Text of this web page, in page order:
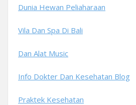
Dunia Hewan Peliaharaan
Vila Dan Spa Di Bali
Dan Alat Music
Info Dokter Dan Kesehatan Blog
Praktek Kesehatan